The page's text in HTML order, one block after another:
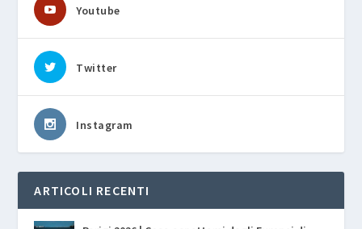
Youtube
Twitter
Instagram
ARTICOLI RECENTI